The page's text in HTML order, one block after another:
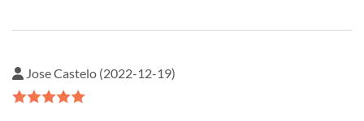
Jose Castelo (2022-12-19)